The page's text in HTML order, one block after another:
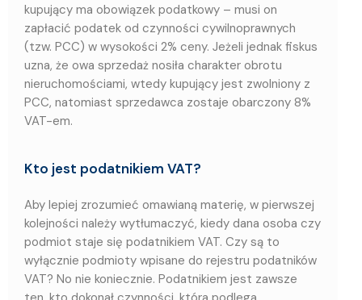
kupujący ma obowiązek podatkowy – musi on
zapłacić podatek od czynności cywilnoprawnych
(tzw. PCC) w wysokości 2% ceny. Jeżeli jednak fiskus
uzna, że owa sprzedaż nosiła charakter obrotu
nieruchomościami, wtedy kupujący jest zwolniony z
PCC, natomiast sprzedawca zostaje obarczony 8%
VAT-em.
Kto jest podatnikiem VAT?
Aby lepiej zrozumieć omawianą materię, w pierwszej
kolejności należy wytłumaczyć, kiedy dana osoba czy
podmiot staje się podatnikiem VAT. Czy są to
wyłącznie podmioty wpisane do rejestru podatników
VAT? No nie koniecznie. Podatnikiem jest zawsze